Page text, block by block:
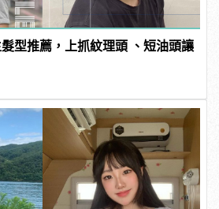
型推薦，上抓紋理頭 、短油頭讓